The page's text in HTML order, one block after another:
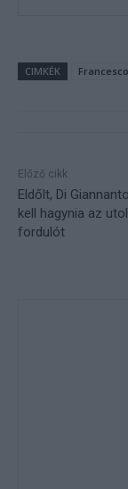
CIMKÉK
Előző cikk
Eldőlt, Di
kell hagynia az
fordulót